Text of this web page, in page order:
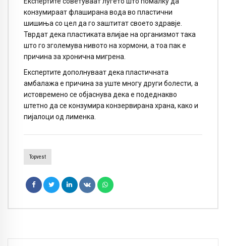
конзумираат флаширана вода во пластични
шишиња со цел да го заштитат своето здравје.
Тврдат дека пластиката влијае на организмот така
што го зголемува нивото на хормони, а тоа пак е
причина за хронична мигрена.
Експертите дополнуваат дека пластичната
амбалажа е причина за уште многу други болести, а
истовремено се објаснува дека е подеднакво
штетно да се конзумира конзервирана храна, како и
пијалоци од лименка.
Topvest